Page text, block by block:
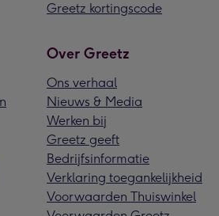
Greetz kortingscode
Over Greetz
Ons verhaal
Nieuws & Media
Werken bij
Greetz geeft
Bedrijfsinformatie
Verklaring toegankelijkheid
Voorwaarden Thuiswinkel